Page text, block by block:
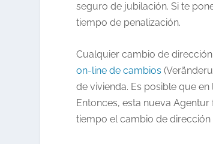
seguro de jubilación. Si te
tiempo de penalización.
Cualquier cambio de
on-line de cambios
de vivienda. Es posible que
Entonces, esta nueva
tiempo el cambio de dirección